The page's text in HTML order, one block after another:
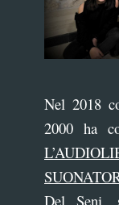
Nel 2018
2000 ha
Del Seni,